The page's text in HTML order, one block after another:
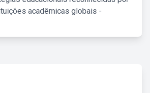
acadêmicas globais -